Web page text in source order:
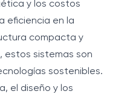
y los costos
eficiencia en la
compacta y
estos sistemas son
sostenibles.
el diseño y los